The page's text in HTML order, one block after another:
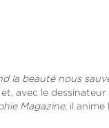
la beauté nous
avec le dessinateur
Magazine, il anime